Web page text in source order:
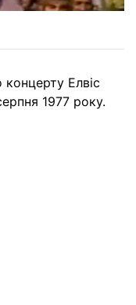
Елвіс
1977 року.